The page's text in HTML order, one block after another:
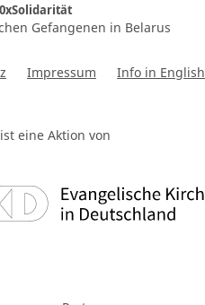
Gefangenen in Belarus
Impressum Info in English
eine Aktion von